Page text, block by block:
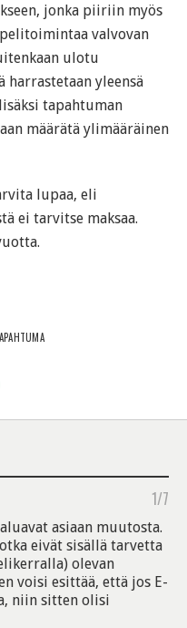
jonka piiriin myös
valvovan
ulotu
yleensä
tapahtuman
määrätä ylimääräinen
lupaa, eli
ei tarvitse maksaa.
1/7
asiaan muutosta.
eivät sisällä tarvetta
olevan
voisi esittää, että jos E-
niin sitten olisi